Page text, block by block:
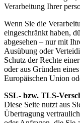
Verarbeitung Ihrer
Wenn Sie die
eingeschränkt haben,
abgesehen – nur mit
Ausübung oder
Schutz der Rechte
oder aus Gründen
Europäischen Union
SSL- bzw. TLS-
Diese Seite nutzt aus
Übertragung